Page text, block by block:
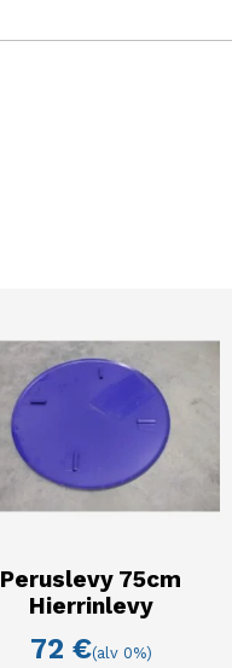
Peruslevy 75cm
Hierrinlevy
72 €(alv 0%)